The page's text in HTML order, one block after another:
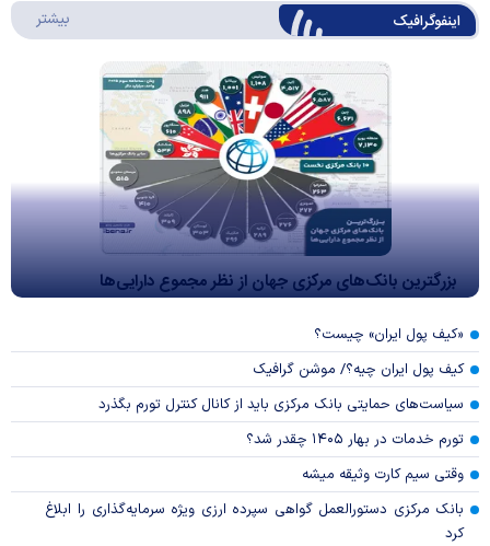
اینفوگرافیک بیشتر
بزرگترین بانک‌های مرکزی جهان از نظر مجموع دارایی‌ها
«کیف پول ایران» چیست؟
کیف پول ایران چیه؟/ موشن گرافیک
سیاست‌های حمایتی بانک مرکزی باید از کانال کنترل تورم بگذرد
تورم خدمات در بهار ۱۴۰۵ چقدر شد؟
وقتی سیم کارت وثیقه میشه
بانک مرکزی دستورالعمل گواهی سپرده ارزی ویژه سرمایه‌گذاری را ابلاغ
کرد